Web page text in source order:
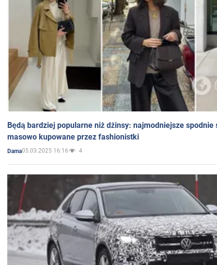
Będą bardziej popularne niż dżinsy: najmodniejsze spodnie
masowo kupowane przez fashionistki
Dama05.03.2025 16:16 4